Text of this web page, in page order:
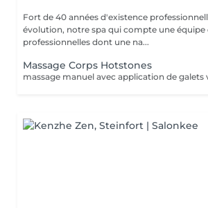
Fort de 40 années d'existence
évolution, notre spa qui compte une équipe
professionnelles dont une na...
Massage Corps Hotstones